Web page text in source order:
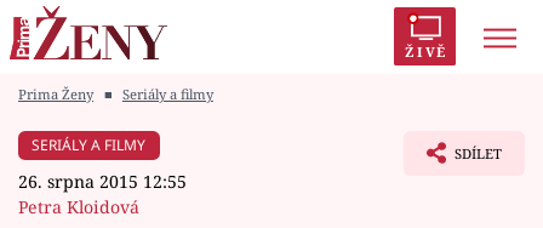
ŽIVĚ
Módní alarm
Prima Ženy ■ Seriály a filmy
SERIÁLY A FILMY
26. srpna 2015 12:55
Petra Kloidová
SDÍLET